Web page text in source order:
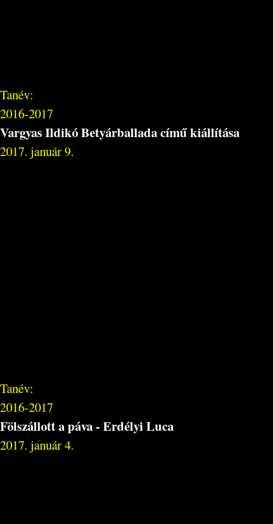
Tanév:
2016-2017
Vargyas Ildikó Betyárballada című kiállítása
2017. január 9.
Tanév:
2016-2017
Fölszállott a páva - Erdélyi Luca
2017. január 4.